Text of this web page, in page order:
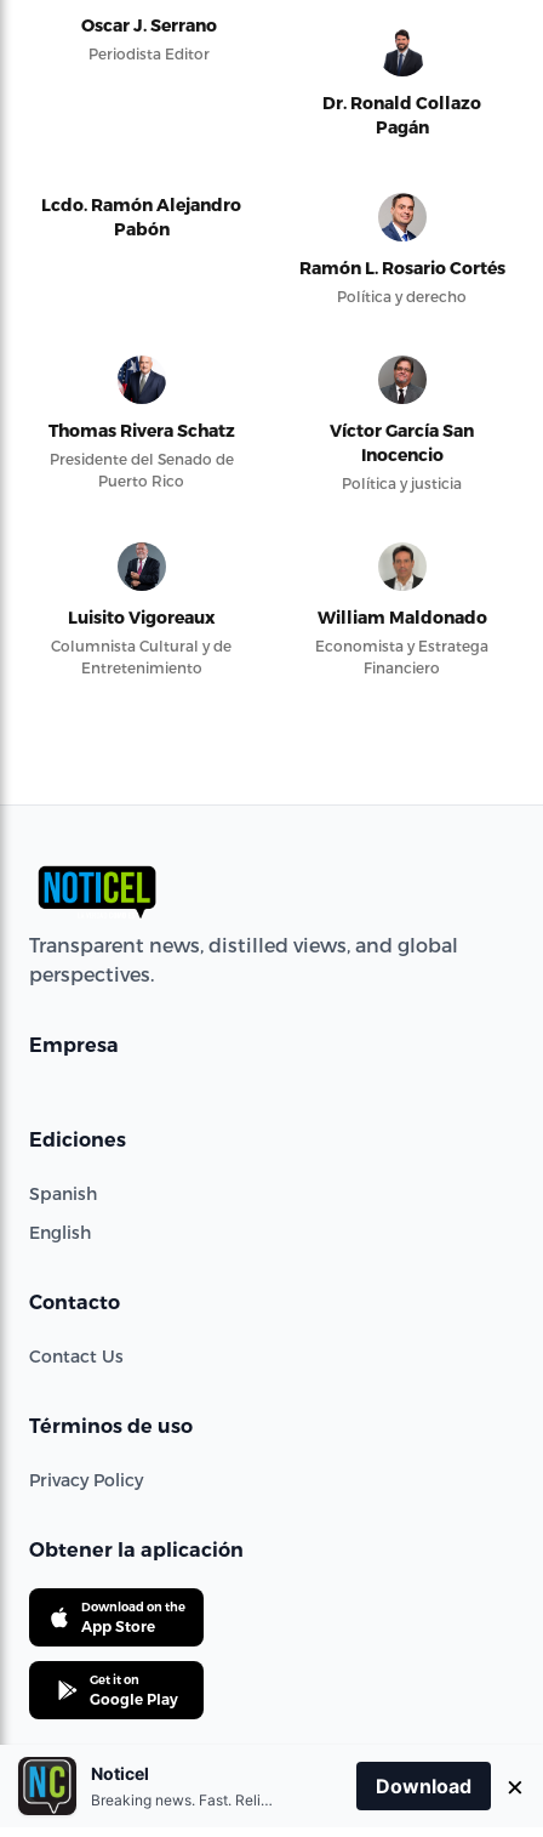
Oscar J. Serrano
Periodista Editor
Dr. Ronald Collazo
Pagán
Lcdo. Ramón Alejandro
Pabón
Ramón L. Rosario Cortés
Política y derecho
Thomas Rivera Schatz
Presidente del Senado de
Puerto Rico
Víctor García San
Inocencio
Política y justicia
Luisito Vigoreaux
Columnista Cultural y de
Entretenimiento
William Maldonado
Economista y Estratega
Financiero
Transparent news, distilled views, and global
perspectives.
Empresa
Ediciones
Spanish
English
Contacto
Contact Us
Términos de uso
Privacy Policy
Obtener la aplicación
Download on the
App Store
Get it on
Google Play
© 2021 360 Telecom Corporation. All rights reserved.
Noticel
Breaking news. Fast. Reliable.
Download ×